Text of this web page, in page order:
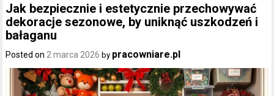
Jak bezpiecznie i estetycznie przechowywać
dekoracje sezonowe, by uniknąć uszkodzeń i
bałaganu
Posted on 2 marca 2026 by pracowniare.pl